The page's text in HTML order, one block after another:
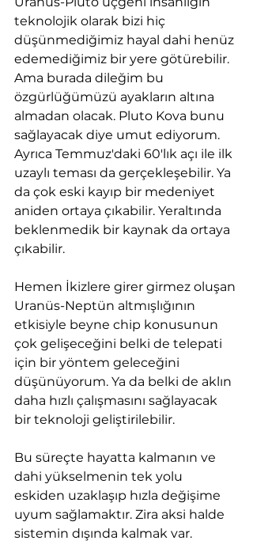
teknolojik olarak bizi hiç
düşünmediğimiz hayal dahi henüz
edemediğimiz bir yere götürebilir.
Ama burada dileğim bu
özgürlüğümüzü ayakların altına
almadan olacak. Pluto Kova bunu
sağlayacak diye umut ediyorum.
Ayrıca Temmuz'daki 60'lık açı ile ilk
uzaylı teması da gerçekleşebilir. Ya
da çok eski kayıp bir medeniyet
aniden ortaya çıkabilir. Yeraltında
beklenmedik bir kaynak da ortaya
çıkabilir.
Hemen İkizlere girer girmez oluşan
Uranüs-Neptün altmışlığının
etkisiyle beyne chip konusunun
çok gelişeceğini belki de telepati
için bir yöntem geleceğini
düşünüyorum. Ya da belki de aklın
daha hızlı çalışmasını sağlayacak
bir teknoloji geliştirilebilir.
Bu süreçte hayatta kalmanın ve
dahi yükselmenin tek yolu
eskiden uzaklaşıp hızla değişime
uyum sağlamaktır. Zira aksi halde
sistemin dışında kalmak var.